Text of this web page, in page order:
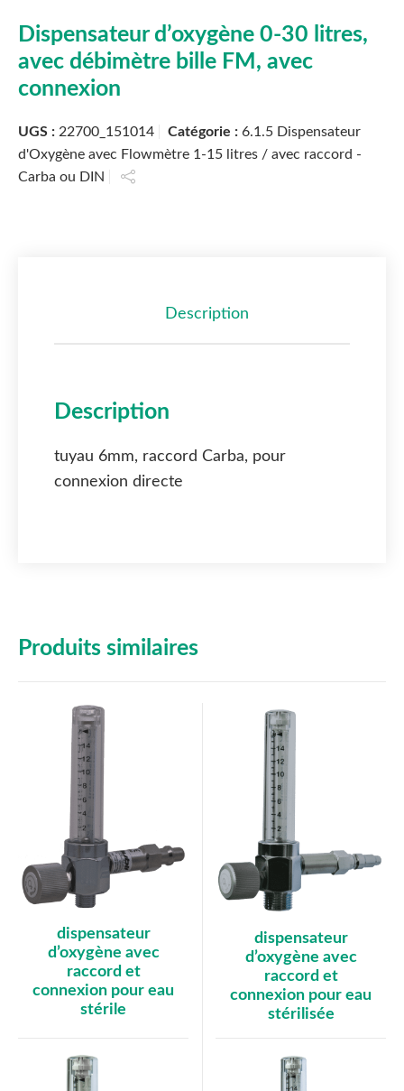
Dispensateur d’oxygène 0-30 litres,
avec débimètre bille FM, avec
connexion
UGS : 22700_151014 Catégorie : 6.1.5 Dispensateur
d'Oxygène avec Flowmètre 1-15 litres / avec raccord -
Carba ou DIN
Description
Description
tuyau 6mm, raccord Carba, pour
connexion directe
Produits similaires
dispensateur
d’oxygène avec
raccord et
connexion pour eau
stérile
dispensateur
d’oxygène avec
raccord et
connexion pour eau
stérilisée